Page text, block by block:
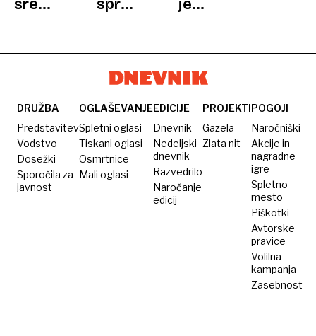
srečno
svetu,
tudi
Ljubljana
in
Maribor
spremembo:
vedeti
pred
na
dopust
je
DRUŽBA
Predstavitev
Vodstvo
Dosežki
Sporočila za
javnost
OGLAŠEVANJE
Spletni oglasi
Tiskani oglasi
Osmrtnice
Mali oglasi
EDICIJE
Dnevnik
Nedeljski
dnevnik
Razvedrilo
Naročanje
edicij
PROJEKTI
Gazela
Zlata nit
POGOJI
Naročniški
Akcije in
nagradne
igre
Spletno
mesto
Piškotki
Avtorske
pravice
Volilna
kampanja
Zasebnost